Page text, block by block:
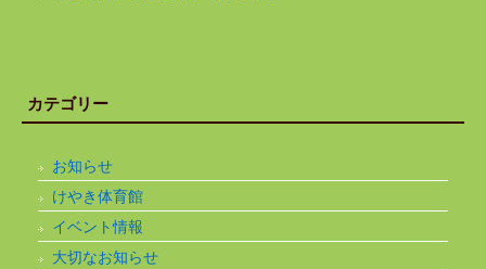
カテゴリー
お知らせ
けやき体育館
イベント情報
大切なお知らせ